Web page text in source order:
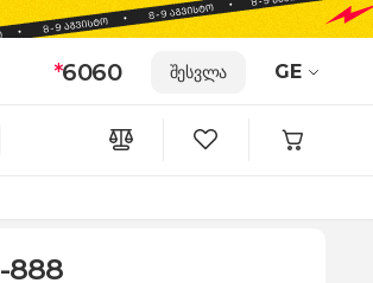
*6060 შესვლა GE
888